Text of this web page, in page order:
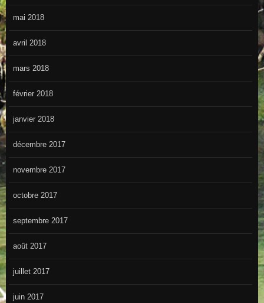
mai 2018
avril 2018
mars 2018
février 2018
janvier 2018
décembre 2017
novembre 2017
octobre 2017
septembre 2017
août 2017
juillet 2017
juin 2017